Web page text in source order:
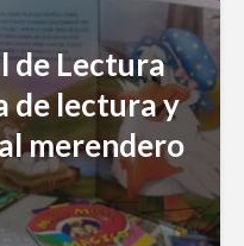
de Lectura
de lectura y
merendero